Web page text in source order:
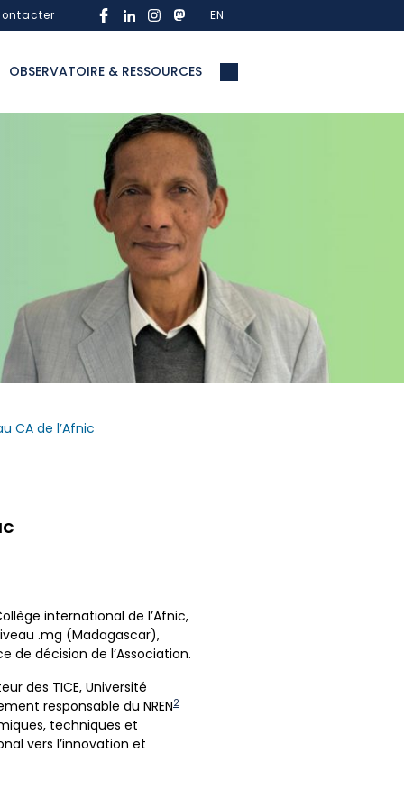
EN
OBSERVATOIRE & RESSOURCES
CA de l’Afnic
international de l’Afnic,
.mg (Madagascar),
de décision de l’Association.
des TICE, Université
responsable du NREN2
techniques et
vers l’innovation et